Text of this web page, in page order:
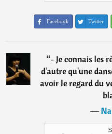
Facebook Twitter
“- Je connais les
d'autre qu'une
avoir le regard du
―